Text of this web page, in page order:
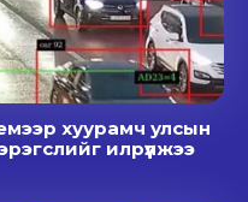
хуурамч улсын
илрүүлжээ